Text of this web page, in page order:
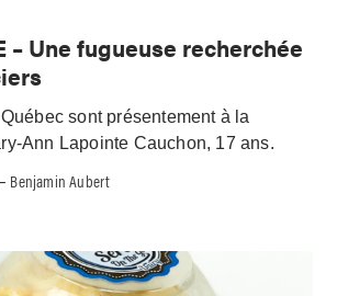
– Une fugueuse recherchée
sont présentement à la
Ann Lapointe Cauchon, 17 ans.
Benjamin Aubert